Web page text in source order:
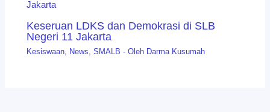
Keseruan LDKS dan Demokrasi di SLB
Negeri 11 Jakarta
Kesiswaan, News,SMALB - Oleh Darma Kusumah